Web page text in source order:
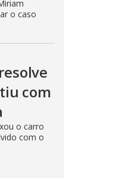
o caso
com
o carro
com o